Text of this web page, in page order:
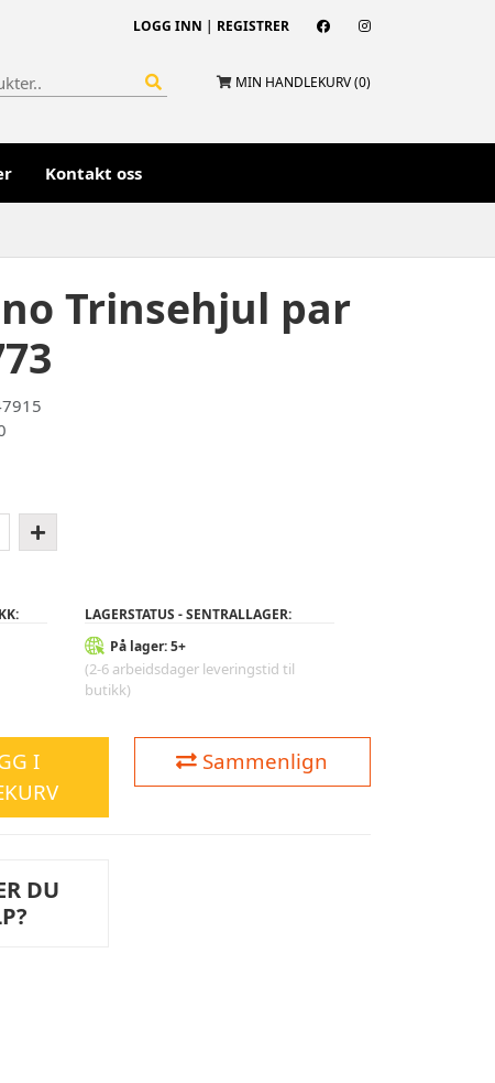
LOGG INN | REGISTRER
MIN HANDLEKURV (0)
Kontakt oss
Trinsehjul par
LAGERSTATUS - SENTRALLAGER:
På lager: 5+
(2-6 arbeidsdager leveringstid til
butikk)
I
Sammenlign
DU